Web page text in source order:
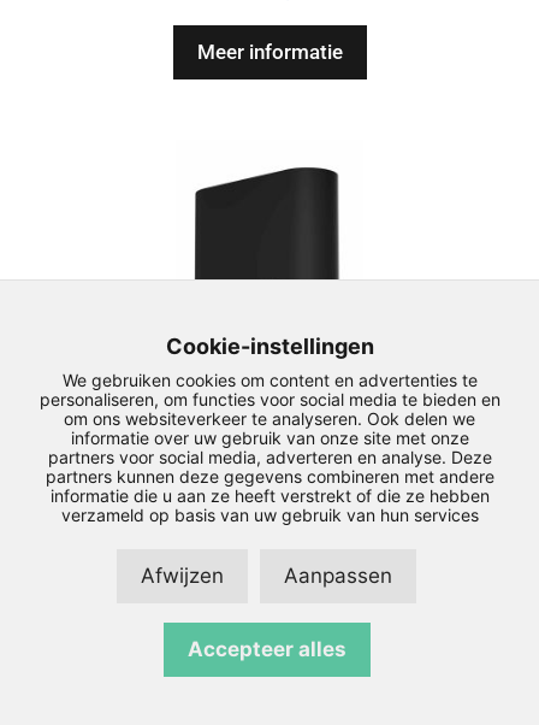
5
Meer informatie
SIW8129 Simpel 810
0
v
a
€2.399,00
Cookie-instellingen
We gebruiken cookies om content en advertenties te
personaliseren, om functies voor social media te bieden en
om ons websiteverkeer te analyseren. Ook delen we
informatie over uw gebruik van onze site met onze
partners voor social media, adverteren en analyse. Deze
partners kunnen deze gegevens combineren met andere
informatie die u aan ze heeft verstrekt of die ze hebben
verzameld op basis van uw gebruik van hun services
Afwijzen Aanpassen
Accepteer alles